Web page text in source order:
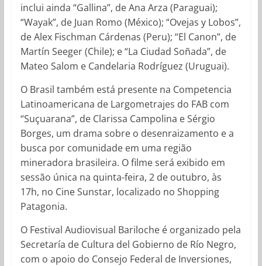
inclui ainda “Gallina”, de Ana Arza (Paraguai);
“Wayak”, de Juan Romo (México); “Ovejas y Lobos”,
de Alex Fischman Cárdenas (Peru); “El Canon”, de
Martín Seeger (Chile); e “La Ciudad Soñada”, de
Mateo Salom e Candelaria Rodríguez (Uruguai).
O Brasil também está presente na Competencia
Latinoamericana de Largometrajes do FAB com
“Suçuarana”, de Clarissa Campolina e Sérgio
Borges, um drama sobre o desenraizamento e a
busca por comunidade em uma região
mineradora brasileira. O filme será exibido em
sessão única na quinta-feira, 2 de outubro, às
17h, no Cine Sunstar, localizado no Shopping
Patagonia.
O Festival Audiovisual Bariloche é organizado pela
Secretaría de Cultura del Gobierno de Río Negro,
com o apoio do Consejo Federal de Inversiones,